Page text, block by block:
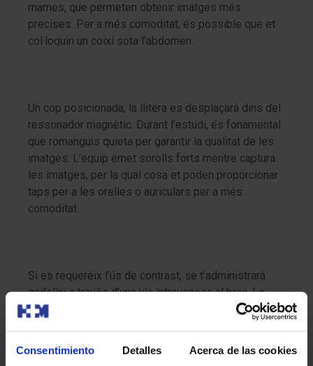
Consentimiento Detalles Acerca de las cookies
mames, que permeten obtenir imatges més
precises. Per a més comoditat, és possible que et
col·loquin un coixí sota l’abdomen.
Un cop posicionada, la llitera es desplaçarà dins del
ressonador magnètic. Durant l’estudi, és fonamental
que romanguis quieta per garantir la qualitat de les
imatges. L’equip emet sorolls forts mentre captura
les imatges, per la qual cosa et poden proporcionar
taps per a les orelles o auriculars per a més
comoditat.
Si es requereix l’ús de contrast, se t’administrarà
gadolini a través d’una via intravenosa al braç. La
prova sol durar entre 30 i 60 minuts, i un cop